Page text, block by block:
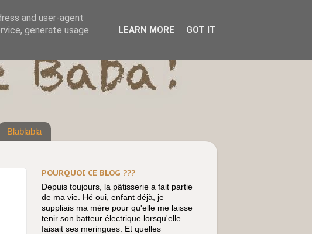
Blablabla
POURQUOI CE BLOG ???
Depuis toujours, la pâtisserie a fait partie
de ma vie. Hé oui, enfant déjà, je
suppliais ma mère pour qu'elle me laisse
tenir son batteur électrique lorsqu'elle
faisait ses meringues. Et quelles
and user-agent
generate usage
LEARN MORE GOT IT